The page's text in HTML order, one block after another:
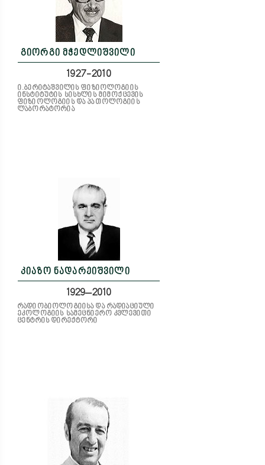
გიორგი მჭედლიშვილი
1927-2010
ი.ბერიტაშვილის ფიზიოლოგიის
ინსტიტუტის სისხლის მიმოქცევის
ფიზიოლოგიის და პათოლოგიის
ლაბორატორია
კიაზო ნადარეიშვილი
1929–2010
რადიობიოლოგიისა და რადიაციული
ეკოლოგიის სამეცნიერო კვლევითი
ცენტრის დირექტორი